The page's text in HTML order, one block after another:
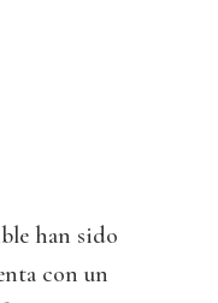
han sido
con un